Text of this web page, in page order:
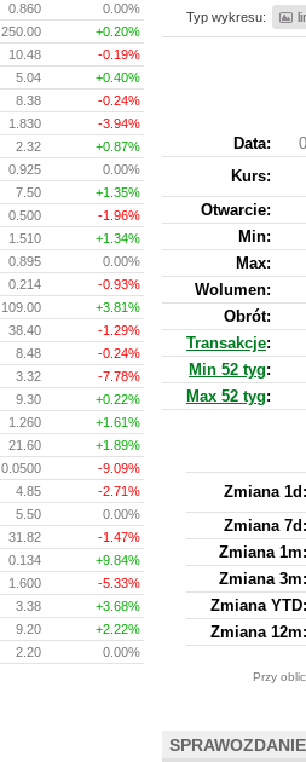
Typ wykresu:
Data:
Kurs:
Otwarcie:
Min:
Max:
Wolumen:
Obrót:
Transakcje:
Min 52 tyg:
Max 52 tyg:
Zmiana 1d:
Zmiana 7d:
Zmiana 1m:
Zmiana 3m:
Zmiana YTD:
Zmiana 12m:
Przy
0.860
0.00%
250.00
+0.20%
10.48
-0.19%
5.04
+0.40%
8.38
-0.24%
1.830
-3.94%
2.32
+0.87%
0.925
0.00%
7.50
+1.35%
0.500
-1.96%
1.510
+1.34%
0.895
0.00%
0.214
-0.93%
109.00
+3.81%
38.40
-1.29%
8.48
-0.24%
3.32
-7.78%
9.30
+0.22%
1.260
+1.61%
21.60
+1.89%
0.0500
-9.09%
4.85
-2.71%
5.50
0.00%
31.82
-1.47%
0.134
+9.84%
1.600
-5.33%
3.38
+3.68%
9.20
+2.22%
2.20 0.00%